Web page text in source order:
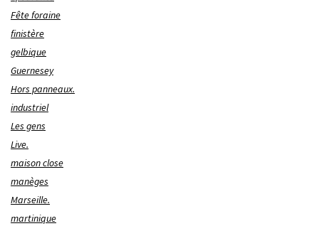
Fête foraine
finistère
gelbique
Guernesey
Hors panneaux.
industriel
Les gens
Live.
maison close
manèges
Marseille.
martinique